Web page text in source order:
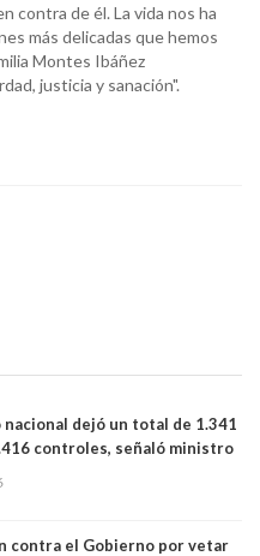
contra de él. La vida nos ha
más delicadas que hemos
Montes Ibáñez
justicia y sanación".
dejó un total de 1.341
controles, señaló ministro
contra el Gobierno por vetar